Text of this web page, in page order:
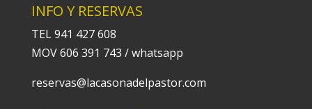
INFO Y RESERVAS
TEL 941 427 608
MOV 606 391 743 / whatsapp
reservas@lacasonadelpastor.com